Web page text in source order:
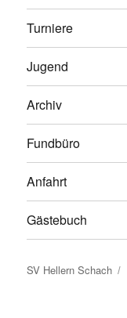
Turniere
Jugend
Archiv
Fundbüro
Anfahrt
Gästebuch
SV Hellern Schach